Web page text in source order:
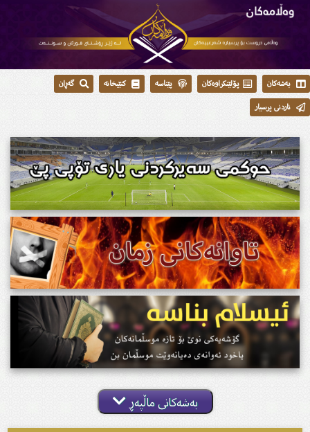
بەشەکان پۆلێنکراوەکان پێناسە کتێبخانە
گەڕان
ناردنی پرسیار
بەشەکانی ماڵپەڕ